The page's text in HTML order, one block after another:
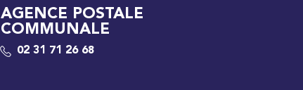
AGENCE POSTALE
COMMUNALE
02 31 71 26 68